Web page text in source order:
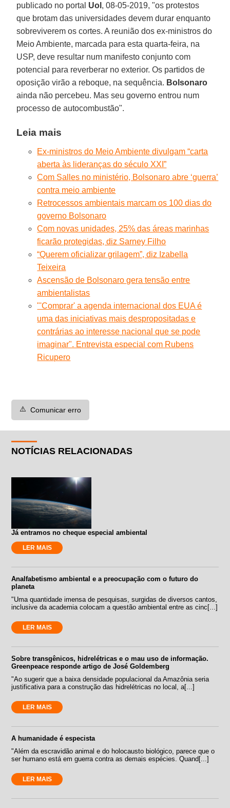
publicado no portal Uol , 08-05-2019, "os protestos
que brotam das universidades devem durar enquanto
sobreviverem os cortes. A reunião dos ex-ministros do
Meio Ambiente, marcada para esta quarta-feira, na
USP, deve resultar num manifesto conjunto com
potencial para reverberar no exterior. Os partidos de
oposição virão a reboque, na sequência. Bolsonaro
ainda não percebeu. Mas seu governo entrou num
processo de autocombustão".
Leia mais
Ex-ministros do Meio Ambiente divulgam “carta
aberta às lideranças do século XXI”
Com Salles no ministério, Bolsonaro abre ‘guerra’
contra meio ambiente
Retrocessos ambientais marcam os 100 dias do
governo Bolsonaro
Com novas unidades, 25% das áreas marinhas
ficarão protegidas, diz Sarney Filho
“Querem oficializar grilagem”, diz Izabella
Teixeira
Ascensão de Bolsonaro gera tensão entre
ambientalistas
"'Comprar' a agenda internacional dos EUA é
uma das iniciativas mais despropositadas e
contrárias ao interesse nacional que se pode
imaginar". Entrevista especial com Rubens
Ricupero
⚠️ Comunicar erro
NOTÍCIAS RELACIONADAS
Já entramos no cheque especial ambiental
LER MAIS
Analfabetismo ambiental e a preocupação com o futuro do
planeta
"Uma quantidade imensa de pesquisas, surgidas de diversos cantos,
inclusive da academia colocam a questão ambiental entre as cinc[...]
LER MAIS
Sobre transgênicos, hidrelétricas e o mau uso de informação.
Greenpeace responde artigo de José Goldemberg
"Ao sugerir que a baixa densidade populacional da Amazônia seria
justificativa para a construção das hidrelétricas no local, a[...]
LER MAIS
A humanidade é especista
"Além da escravidão animal e do holocausto biológico, parece que o
ser humano está em guerra contra as demais espécies. Quand[...]
LER MAIS